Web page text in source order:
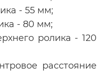
- 55 мм;
- 80 мм;
ролика - 120
расстояние